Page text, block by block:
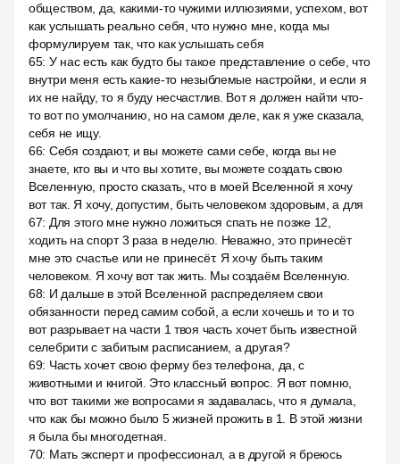
обществом, да, какими-то чужими иллюзиями, успехом, вот
как услышать реально себя, что нужно мне, когда мы
формулируем так, что как услышать себя
65: У нас есть как будто бы такое представление о себе, что
внутри меня есть какие-то незыблемые настройки, и если я
их не найду, то я буду несчастлив. Вот я должен найти что-
то вот по умолчанию, но на самом деле, как я уже сказала,
себя не ищу.
66: Себя создают, и вы можете сами себе, когда вы не
знаете, кто вы и что вы хотите, вы можете создать свою
Вселенную, просто сказать, что в моей Вселенной я хочу
вот так. Я хочу, допустим, быть человеком здоровым, а для
67: Для этого мне нужно ложиться спать не позже 12,
ходить на спорт 3 раза в неделю. Неважно, это принесёт
мне это счастье или не принесёт. Я хочу быть таким
человеком. Я хочу вот так жить. Мы создаём Вселенную.
68: И дальше в этой Вселенной распределяем свои
обязанности перед самим собой, а если хочешь и то и то
вот разрывает на части 1 твоя часть хочет быть известной
селебрити с забитым расписанием, а другая?
69: Часть хочет свою ферму без телефона, да, с
животными и книгой. Это классный вопрос. Я вот помню,
что вот такими же вопросами я задавалась, что я думала,
что как бы можно было 5 жизней прожить в 1. В этой жизни
я была бы многодетная.
70: Мать эксперт и профессионал, а в другой я бреюсь